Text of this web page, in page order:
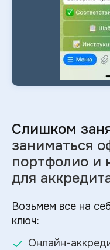
Слишком
заниматься
портфолио и
для
Возьмем все на
ключ:
Онлайн-